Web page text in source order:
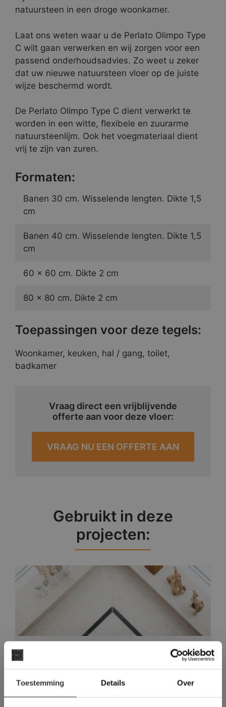
Toestemming Details Over
natuursteen in een droge woonkamer.
Laat ons weten waar u de Perlato Olimpo Type
C wilt gaan verwerken en wij zorgen voor een
passend onderhoudsadvies. Zo weet u zeker
dat uw nieuwe natuursteen vloer op de juiste
wijze beschermd wordt.
De Perlato Olimpo Type C dient verwerkt te
worden in een witte, flexibele en zuurarme
natuursteenlijm. Ook het voegmateriaal dient
vrij te zijn van zuren.
Formaten:
Banen 30 cm. Wisselende lengten. Dikte 1,5
cm
Banen 40 cm. Wisselende lengten. Dikte 1,5
cm
60 x 60 cm. Dikte 2 cm
80 x 80 cm. Dikte 2 cm
Toepassingen voor deze tegels:
Woonkamer, keuken, hal / gang, toilet,
badkamer
Vraag direct een vrijblijvende
offerte aan voor deze vloer:
VRAAG NU EEN OFFERTE AAN
Gebruikt in deze
projecten:
Moderne Marmeren Vloertegels in
Deze website maakt
gebruik van cookies.